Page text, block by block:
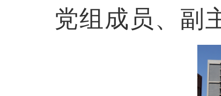
党组成员、副